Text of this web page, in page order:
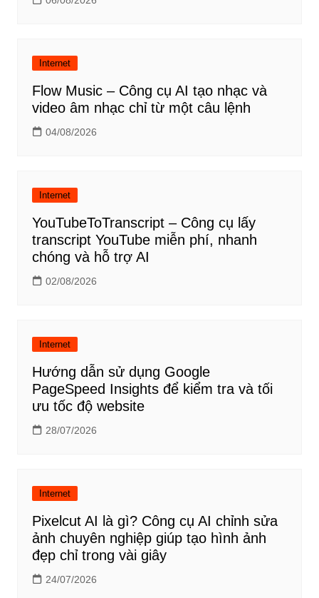
Internet
Flow Music – Công cụ AI tạo nhạc và
video âm nhạc chỉ từ một câu lệnh
04/08/2026
Internet
YouTubeToTranscript – Công cụ lấy
transcript YouTube miễn phí, nhanh
chóng và hỗ trợ AI
02/08/2026
Internet
Hướng dẫn sử dụng Google
PageSpeed Insights để kiểm tra và tối
ưu tốc độ website
28/07/2026
Internet
Pixelcut AI là gì? Công cụ AI chỉnh sửa
ảnh chuyên nghiệp giúp tạo hình ảnh
đẹp chỉ trong vài giây
24/07/2026